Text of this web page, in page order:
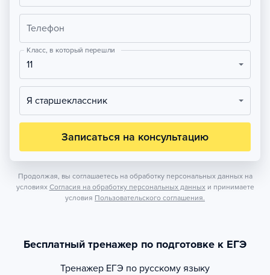
Телефон
Класс, в который перешли
11
Я старшеклассник
Записаться на консультацию
Продолжая, вы соглашаетесь на обработку персональных данных на
условиях Согласия на обработку персональных данных и принимаете
условия Пользовательского соглашения.
Бесплатный тренажер по подготовке к ЕГЭ
Тренажер ЕГЭ по русскому языку